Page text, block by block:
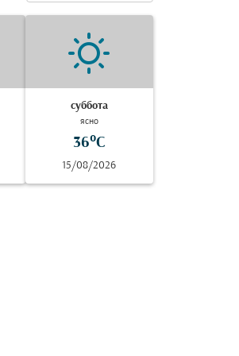
суббота
ясно
36°C
15/08/2026